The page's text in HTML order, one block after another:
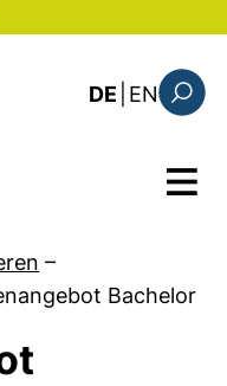
zum Inhalt
DE EN: the
Menü
–
Bachelor